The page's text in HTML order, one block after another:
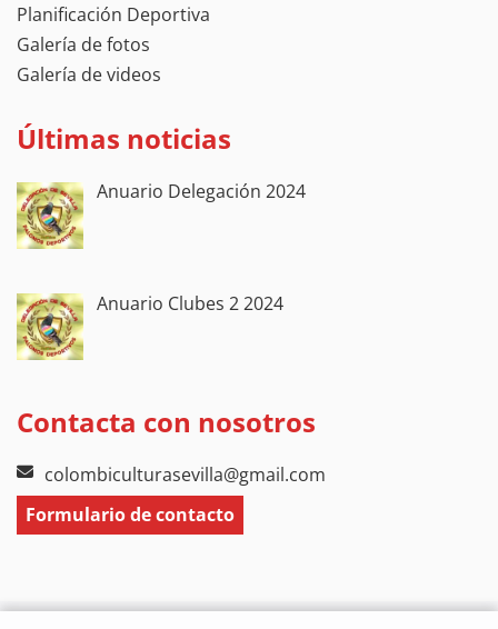
Planificación Deportiva
Galería de fotos
Galería de videos
Últimas noticias
Anuario Delegación 2024
Anuario Clubes 2 2024
Contacta con nosotros
colombiculturasevilla@gmail.com
Formulario de contacto